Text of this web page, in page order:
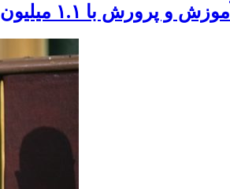
آموزش و پرورش با ۱.۱ میلیون حقوق بگیر بزرگترین مشترک صندوق بازنشستگی است